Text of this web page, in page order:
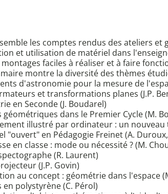
les comptes rendus des ateliers et
et utilisation de matériel dans
faciles à réaliser et à faire
montre la diversité des thèmes
d'astronomie pour la mesure de
et transformations planes (J.P.
en Seconde (J. Boudarel)
dans le Premier Cycle (M.
illustré par ordinateur : un
"ouvert" en Pédagogie Freinet (A.
en classe : mode ou nécessité ? (M.
(R. Laurent)
(J.P. Govin)
au concept : géométrie dans l'espace
en polystyrène (C. Pérol)